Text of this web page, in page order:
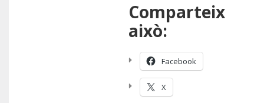
Comparteix
això:
Facebook
X